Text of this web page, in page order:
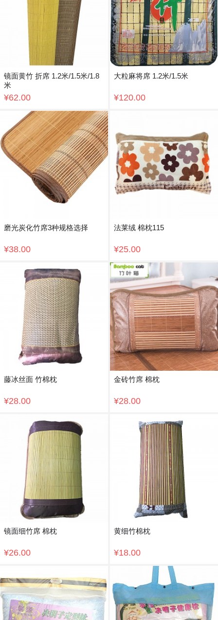
镜面黄竹 折席 1.2米/1.5米/1.8
米
¥62.00
大粒麻将席 1.2米/1.5米
¥120.00
磨光炭化竹席3种规格选择
¥38.00
法莱绒 棉枕115
¥25.00
藤冰丝面 竹棉枕
¥28.00
金砖竹席 棉枕
¥28.00
镜面细竹席 棉枕
¥26.00
黄细竹棉枕
¥18.00